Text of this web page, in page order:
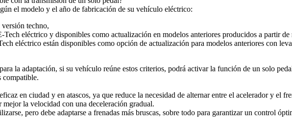
el modelo y el año de fabricación de su vehículo eléctrico:
techno,
Tech eléctrico y disponibles como actualización en modelos anteriores producidos a partir
eléctrico están disponibles como opción de actualización para modelos anteriores con
la adaptación, si su vehículo reúne estos criterios, podrá activar la función de un solo
compatible.
en ciudad y en atascos, ya que reduce la necesidad de alternar entre el acelerador y el
mejor la velocidad con una deceleración gradual.
pero debe adaptarse a frenadas más bruscas, sobre todo para garantizar un control